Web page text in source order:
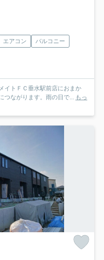
エアコン
バルコニー
イトＦＣ垂水駅前店におまか
つながります。雨の日で... もっ